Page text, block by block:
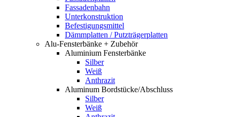
Fassadenbahn
Unterkonstruktion
Befestigungsmittel
Dämmplatten / Putzträgerplatten
Alu-Fensterbänke + Zubehör
Aluminium Fensterbänke
Silber
Weiß
Anthrazit
Aluminum Bordstücke/Abschluss
Silber
Weiß